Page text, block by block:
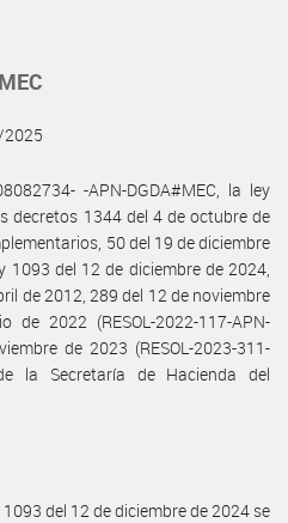
2025
-APN-DGDA#MEC, la ley
decretos 1344 del 4 de octubre de
50 del 19 de diciembre
del 12 de diciembre de 2024,
de 2012, 289 del 12 de noviembre
2022 (RESOL-2022-117-APN-
de 2023 (RESOL-2023-311-
la Secretaría de Hacienda del
del 12 de diciembre de 2024 se